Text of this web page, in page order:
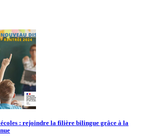
écoles : rejoindre la filière bilingue grâce à la